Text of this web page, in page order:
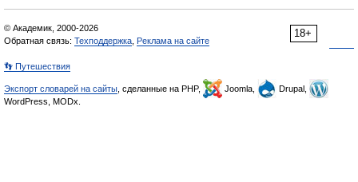
18+
© Академик, 2000-2026
Обратная связь: Техподдержка Реклама на сайте
👣 Путешествия
Экспорт словарей на сайты , сделанные на PHP, Joomla,
Drupal,
WordPress, MODx.